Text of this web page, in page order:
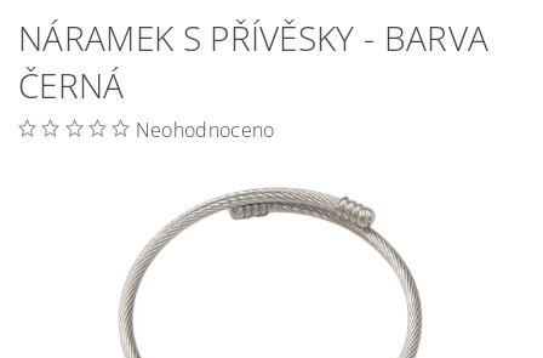
NÁRAMEK S PŘÍVĚSKY - BARVA
ČERNÁ
Neohodnoceno